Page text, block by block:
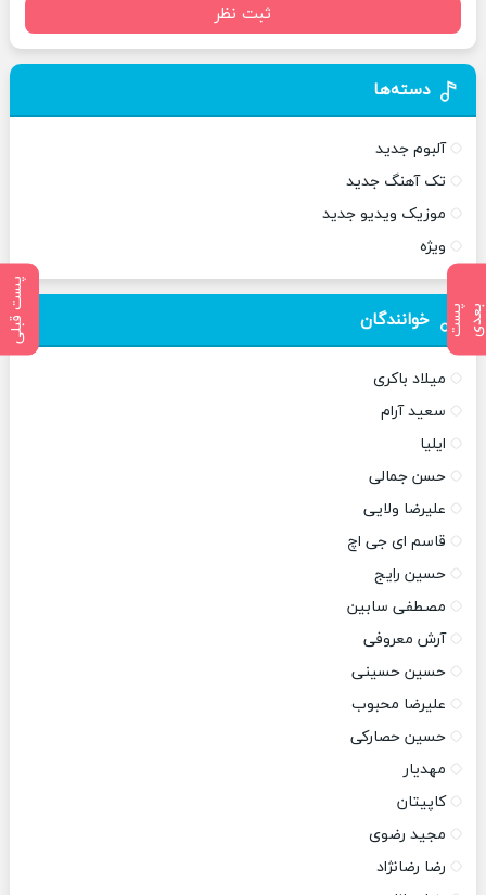
پ
س
ت
ب
ع
د ی پست قبلی
ثبت نظر
دسته‌ها
آلبوم جدید
تک آهنگ جدید
موزیک ویدیو جدید
ویژه
خوانندگان
میلاد باکری
سعید آرام
ایلیا
حسن جمالی
علیرضا ولایی
قاسم ای جی اچ
حسین رایج
مصطفی سابین
آرش معروفی
حسین حسینی
علیرضا محبوب
حسین حصارکی
مهدیار
کاپیتان
مجید رضوی
رضا رضانژاد